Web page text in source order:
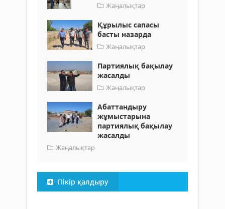
Жаңалықтар
Құрылыс сапасы
басты назарда
Жаңалықтар
Партиялық бақылау
жасалды
Жаңалықтар
Абаттандыру
жұмыстарына
партиялық бақылау
жасалды
Жаңалықтар
Пікір қалдыру